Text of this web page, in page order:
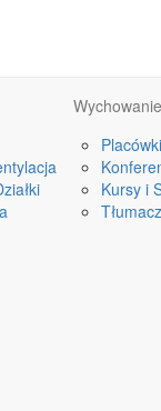
Wychowanie
Kursy i